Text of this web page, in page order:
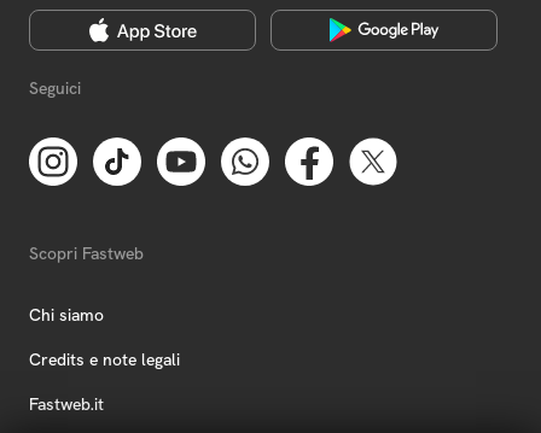
Seguici
Scopri Fastweb
Chi siamo
Credits e note legali
Fastweb.it